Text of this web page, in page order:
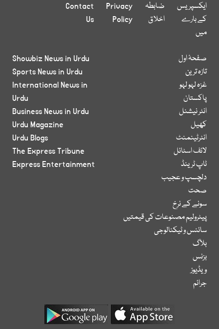
ایکسپریس
کے بارے
میں
ضابطہ
اخلاق
Privacy
Policy
Contact
Us
صفحۂ اول
تازہ ترین
غزہ لہو لہو
پاکستان
انٹر نیشنل
کھیل
انٹرٹینمنٹ
لائف اسٹائل
ٹاپ ٹرینڈ
دلچسپ و عجیب
صحت
سونے کے نرخ
پیٹرولیم مصنوعات کی قیمتیں
سائنس و ٹیکنالوجی
بلاگ
بزنس
ویڈیوز
جرائم
Showbiz News in Urdu
Sports News in Urdu
International News in
Urdu
Business News in Urdu
Urdu Magazine
Urdu Blogs
The Express Tribune
Express Entertainment